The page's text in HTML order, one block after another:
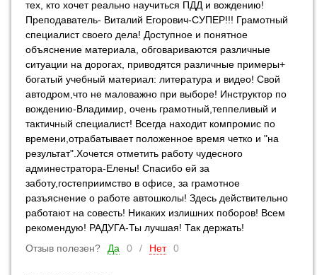
тех, кто хочет реально научиться ПДД и вождению!
Преподаватель- Виталий Егорович-СУПЕР!!! Грамотный
специалист своего дела! Доступное и понятное
объяснение материала, обговариваются различные
ситуации на дорогах, приводятся различные примеры+
богатый учебный материал: литература и видео! Свой
автодром,что не маловажно при выборе! Инструктор по
вождению-Владимир, очень грамотный,теппеливый и
тактичный специалист! Всегда находит компромис по
времени,отрабатывает положенное время четко и "на
результат".Хочется отметить работу чудесного
админестратора-Елены! Спасибо ей за
заботу,гостеприимство в офисе, за грамотное
разъяснение о работе автошколы! Здесь действительно
работают на совесть! Никаких излишних поборов! Всем
рекомендую! РАДУГА-Ты лучшая! Так держать!
Отзыв полезен?
Да 0 / Нет 0